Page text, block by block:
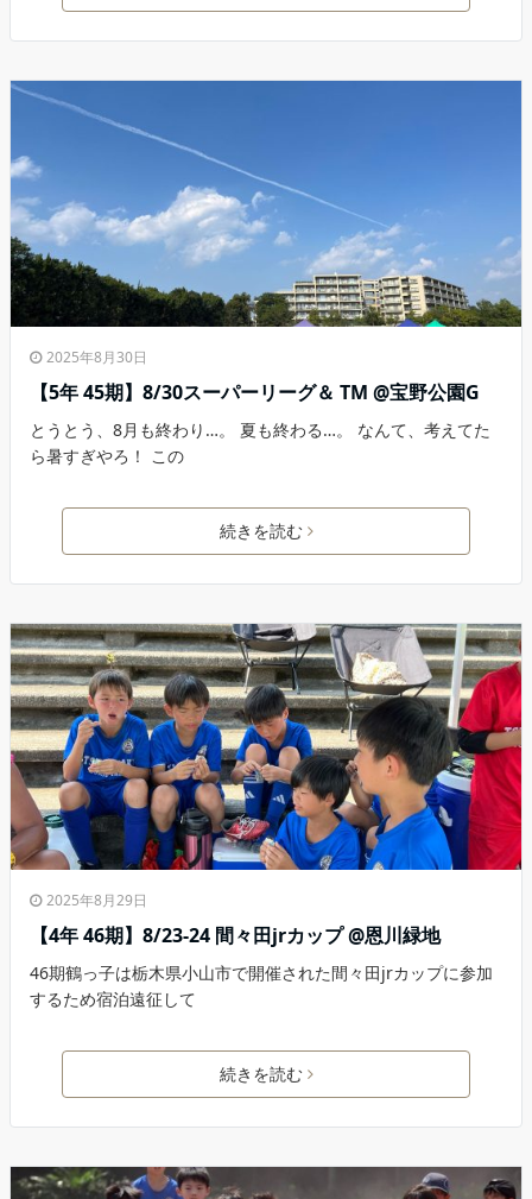
2025年8月30日
【5年 45期】8/30スーパーリーグ＆ TM @宝野公園G
とうとう、8月も終わり…。 夏も終わる…。 なんて、考えてた
ら暑すぎやろ！ この
続きを読む
2025年8月29日
【4年 46期】8/23-24 間々田jrカップ @恩川緑地
46期鶴っ子は栃木県小山市で開催された間々田jrカップに参加
するため宿泊遠征して
続きを読む